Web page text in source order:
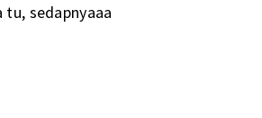
sedapnyaaa